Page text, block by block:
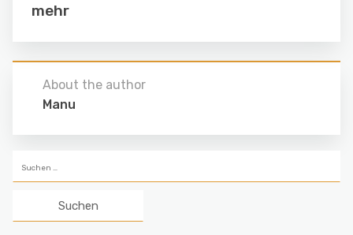
mehr
About the author
Manu
nach: